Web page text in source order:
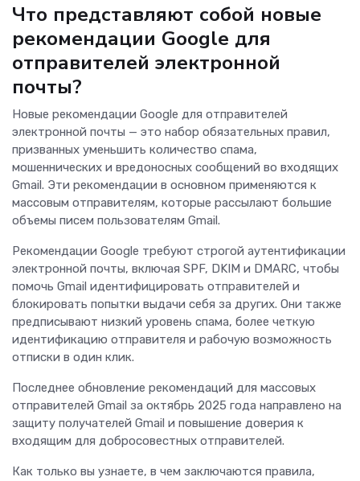
Что представляют собой новые
рекомендации Google для
отправителей электронной
почты?
Новые рекомендации Google для отправителей
электронной почты — это набор обязательных правил,
призванных уменьшить количество спама,
мошеннических и вредоносных сообщений во входящих
Gmail. Эти рекомендации в основном применяются к
массовым отправителям, которые рассылают большие
объемы писем пользователям Gmail.
Рекомендации Google требуют строгой аутентификации
электронной почты, включая SPF, DKIM и DMARC, чтобы
помочь Gmail идентифицировать отправителей и
блокировать попытки выдачи себя за других. Они также
предписывают низкий уровень спама, более четкую
идентификацию отправителя и рабочую возможность
отписки в один клик.
Последнее обновление рекомендаций для массовых
отправителей Gmail за октябрь 2025 года направлено на
защиту получателей Gmail и повышение доверия к
входящим для добросовестных отправителей.
Как только вы узнаете, в чем заключаются правила,